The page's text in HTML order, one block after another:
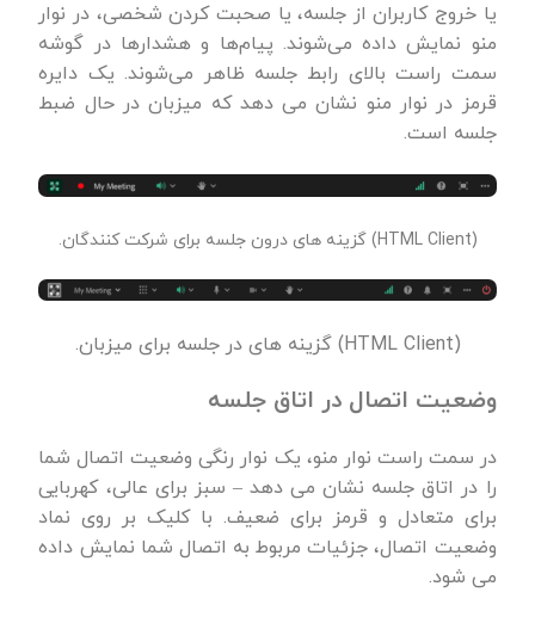
یا خروج کاربران از جلسه، یا صحبت کردن شخصی، در نوار
منو نمایش داده می‌شوند. پیام‌ها و هشدارها در گوشه
سمت راست بالای رابط جلسه ظاهر می‌شوند. یک دایره
قرمز در نوار منو نشان می دهد که میزبان در حال ضبط
جلسه است.
(HTML Client) گزینه های درون جلسه برای شرکت کنندگان.
(HTML Client) گزینه های در جلسه برای میزبان.
وضعیت اتصال در اتاق جلسه
در سمت راست نوار منو، یک نوار رنگی وضعیت اتصال شما
را در اتاق جلسه نشان می دهد – سبز برای عالی، کهربایی
برای متعادل و قرمز برای ضعیف. با کلیک بر روی نماد
وضعیت اتصال، جزئیات مربوط به اتصال شما نمایش داده
می شود.